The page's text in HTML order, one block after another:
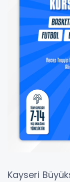
Kayseri